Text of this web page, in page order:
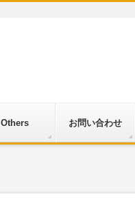
Others お問い合わせ